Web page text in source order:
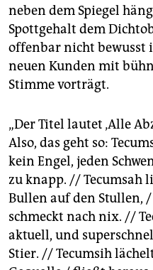
neben dem Spiegel
Spottgehalt dem
offenbar nicht bewusst
neuen Kunden mit
Stimme vorträgt.
„Der Titel lautet ‚Alle
Also, das geht so:
kein Engel, jeden
zu knapp. // Tecumsah
Bullen auf den Stullen,
schmeckt nach nix. //
aktuell, und
Stier. // Tecumsih